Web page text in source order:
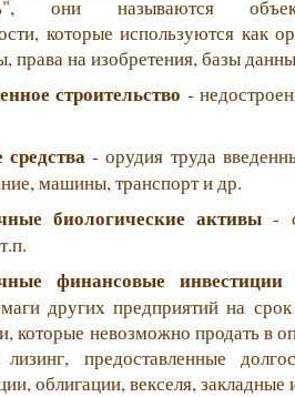
они называются
которые используются как
права на изобретения, базы
строительство -
- орудия труда
машины, транспорт и др.
биологические активы -
финансовые инвестиции
других предприятий на
которые невозможно продать в
лизинг, предоставленные
облигации, векселя, закладные